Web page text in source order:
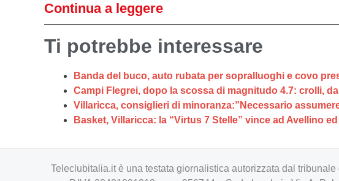
Continua a leggere
Ti potrebbe interessare
Banda del buco, auto rubata per sopralluoghi e covo
Campi Flegrei, dopo la scossa di magnitudo 4.7: crolli,
Villaricca, consiglieri di minoranza:”Necessario
Basket, Villaricca: la “Virtus 7 Stelle” vince ad Avellino
Teleclubitalia.it è una testata giornalistica autorizzata dal